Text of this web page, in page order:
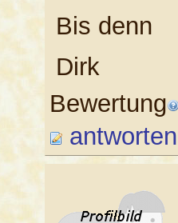
Bis denn
Dirk
Bewertung
antworten